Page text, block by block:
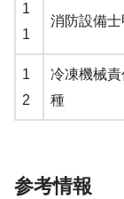
1
1
消防設備
1
2
冷凍機械
種
参考情報